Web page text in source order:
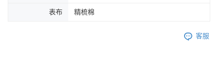
表布 精梳棉
客服